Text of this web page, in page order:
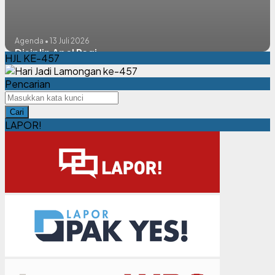
Agenda • 13 Juli 2026
Disiplin Apel Pagi
HJL KE-457
Pencarian
Cari
LAPOR!